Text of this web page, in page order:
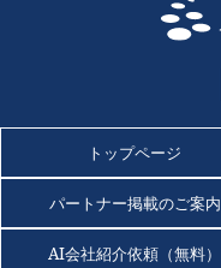
トップページ
パートナー掲載のご案内
AI会社紹介依頼（無料）